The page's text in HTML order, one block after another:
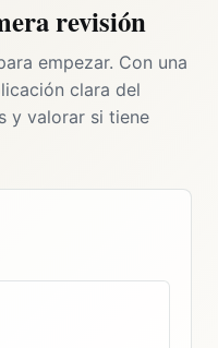
revisión
empezar. Con una
clara del
y valorar si tiene